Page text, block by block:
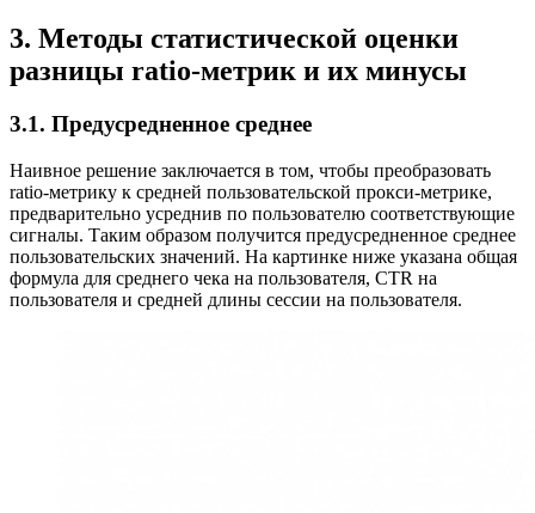
3. Методы статистической оценки
разницы ratio-метрик и их минусы
3.1. Предусредненное среднее
Наивное решение заключается в том, чтобы преобразовать
ratio-метрику к средней пользовательской прокси-метрике,
предварительно усреднив по пользователю соответствующие
сигналы. Таким образом получится предусредненное среднее
пользовательских значений. На картинке ниже указана общая
формула для среднего чека на пользователя, CTR на
пользователя и средней длины сессии на пользователя.